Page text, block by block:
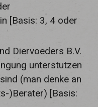
[Basis: 3, 4 oder
Diervoeders B.V.
unterstutzen
(man denke an
)Berater) [Basis: